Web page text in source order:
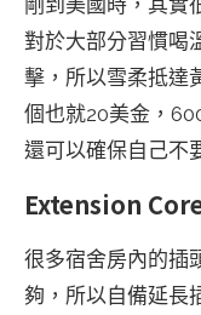
剛到美國時，其實
對於大部分習慣喝
擊，所以雪柔抵達
個也就20美金，
還可以確保自己不
Extension
很多宿舍房內的插
夠，所以自備延長